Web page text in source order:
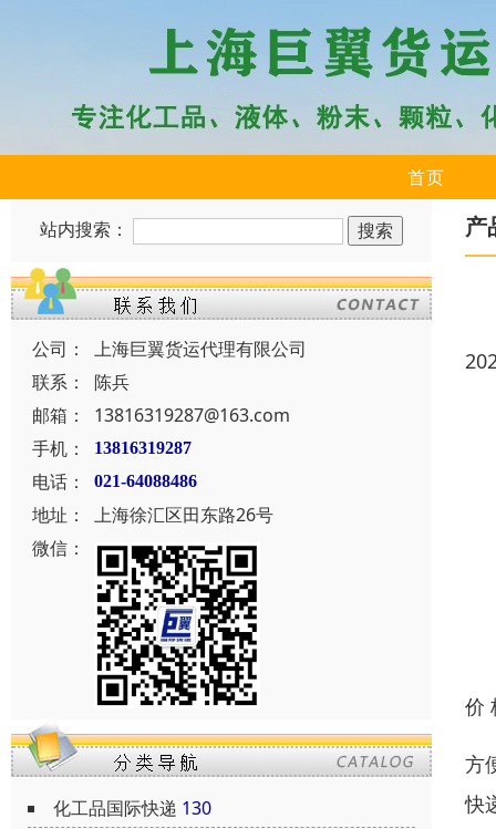
首页
站内搜索：
公司：
上海巨翼货运代理有限公司
联系：
陈兵
邮箱：
13816319287@163.com
手机：
13816319287
电话： 021-64088486
地址：
上海徐汇区田东路26号
微信：
化工品国际快递 130
产
价
方
快